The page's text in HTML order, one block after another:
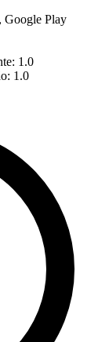
Google Play
1.0
1.0